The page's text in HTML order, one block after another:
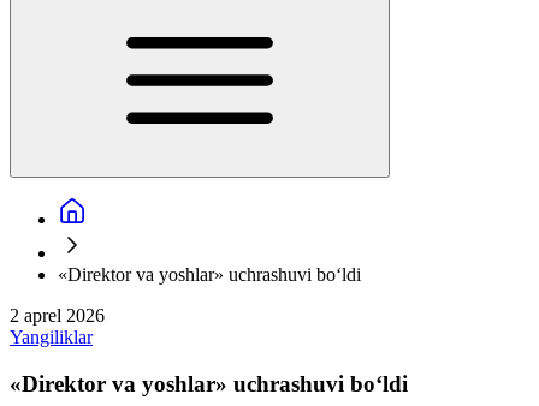
«Direktor va yoshlar» uchrashuvi bo‘ldi
2 aprel 2026
Yangiliklar
«Direktor va yoshlar» uchrashuvi bo‘ldi